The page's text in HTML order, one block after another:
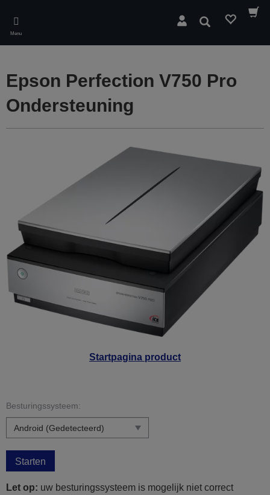
main
content
Menu
Zoeken
Startpagina product
Epson Perfection V750 Pro
Ondersteuning
Besturingssysteem:
Starten
Let op: uw besturingssysteem is mogelijk niet correct